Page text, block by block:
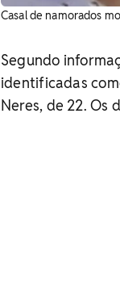
Casal de namorados
Segundo
identificadas
Neres, de 22. Os